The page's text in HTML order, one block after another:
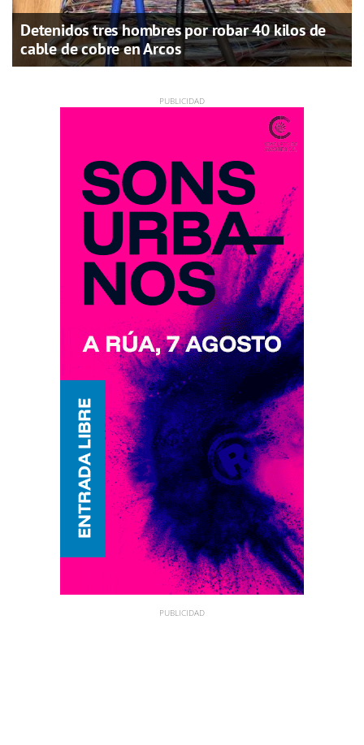
Detenidos tres hombres por robar 40 kilos de
cable de cobre en Arcos